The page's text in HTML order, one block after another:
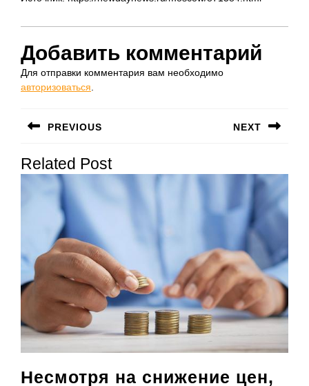
Добавить комментарий
Для отправки комментария вам необходимо
авторизоваться.
по
записям
PREVIOUS
запись:
NEXT
запись:
Related Post
Несмотря на снижение цен,